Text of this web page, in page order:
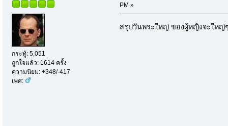
กระทู้: 5,051
ถูกใจแล้ว: 1614 ครั้ง
ความนิยม: +348/-417
เพศ:
PM »
สรุปวันพระใหญ่ ของผู้หญิงจะใหญ่